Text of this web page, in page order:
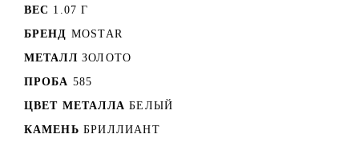
ВЕС 1.07 Г
БРЕНД MOSTAR
МЕТАЛЛ ЗОЛОТО
ПРОБА 585
ЦВЕТ МЕТАЛЛА БЕЛЫЙ
КАМЕНЬ БРИЛЛИАНТ